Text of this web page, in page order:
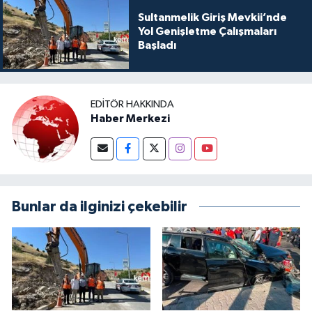
Sultanmelik Giriş Mevkii’nde
Yol Genişletme Çalışmaları
Başladı
EDITÖR HAKKINDA
Haber Merkezi
Bunlar da ilginizi çekebilir